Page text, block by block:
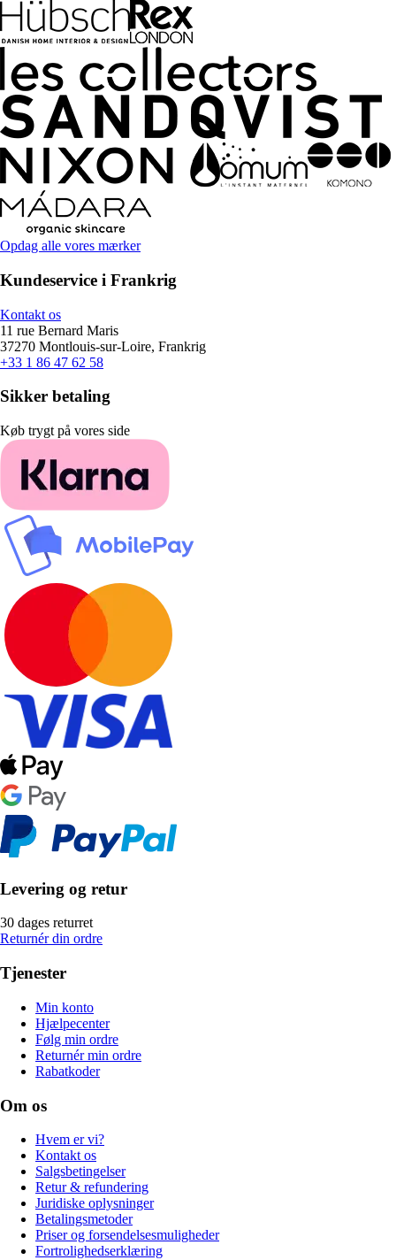
Opdag alle vores mærker
Kundeservice i Frankrig
Kontakt os
11 rue Bernard Maris
37270 Montlouis-sur-Loire, Frankrig
+33 1 86 47 62 58
Sikker betaling
Køb trygt på vores side
Levering og retur
30 dages returret
Returnér din ordre
Tjenester
Min konto
Hjælpecenter
Følg min ordre
Returnér min ordre
Rabatkoder
Om os
Hvem er vi?
Kontakt os
Salgsbetingelser
Retur & refundering
Juridiske oplysninger
Betalingsmetoder
Priser og forsendelsesmuligheder
Fortrolighedserklæring